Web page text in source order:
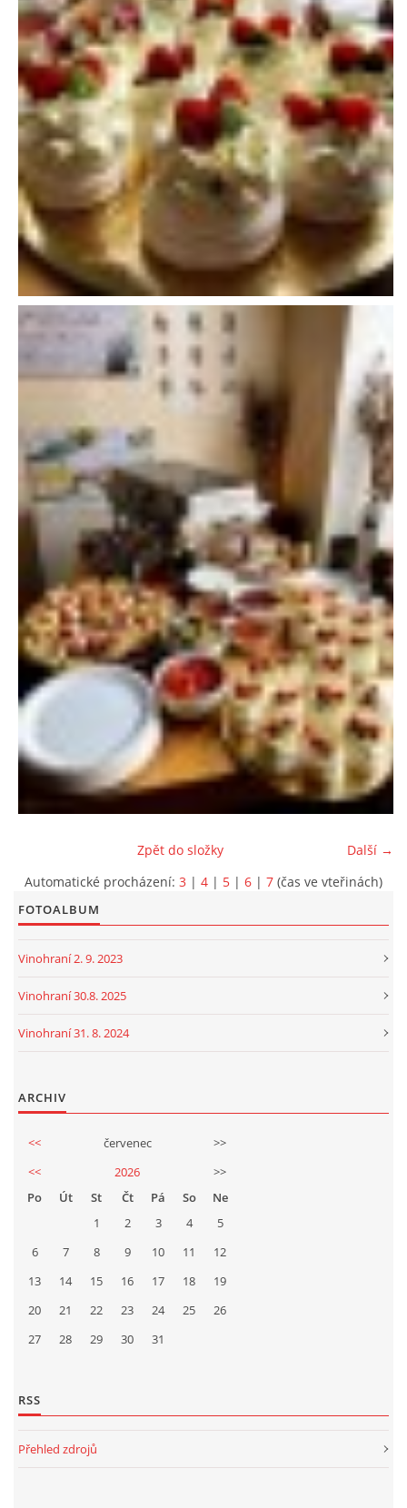
Další →
Zpět do složky
Automatické procházení: 3 | 4 | 5 | 6 | 7 (čas ve vteřinách)
FOTOALBUM
Vinohraní 2. 9. 2023
Vinohraní 30.8. 2025
Vinohraní 31. 8. 2024
ARCHIV
<< červenec
>>
<<
2026
>>
Po
Út St Čt Pá So
Ne
1
2 3 4
5
6
7 8 9 10 11
12
13
14 15 16 17 18
19
20
21 22 23 24 25
26
27
28 29 30 31
RSS
Přehled zdrojů